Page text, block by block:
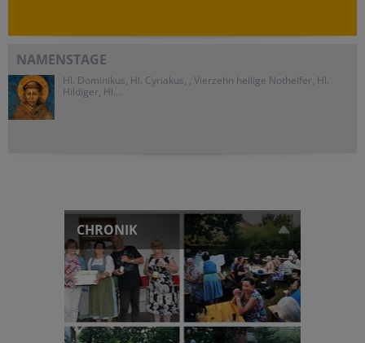
NAMENSTAGE
Hl. Dominikus, Hl. Cyriakus, , Vierzehn heilige Nothelfer, Hl.
Hildiger, Hl....
CHRONIK